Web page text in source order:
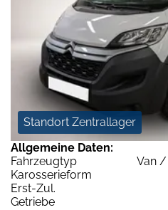
Standort Zentrallager
Allgemeine Daten:
Fahrzeugtyp
Van /
Karosserieform
Erst-Zul.
Getriebe